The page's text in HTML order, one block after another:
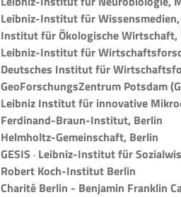
Leibniz-Institut für Wissensmedien,
Institut für Ökologische Wirtschaft,
Leibniz-Institut für
Deutsches Institut für
GeoForschungsZentrum Potsdam
Leibniz Institut für innovative
Ferdinand-Braun-Institut, Berlin
Helmholtz-Gemeinschaft, Berlin
GESIS - Leibniz-Institut für
Robert Koch-Institut Berlin
Charité Berlin - Benjamin Franklin